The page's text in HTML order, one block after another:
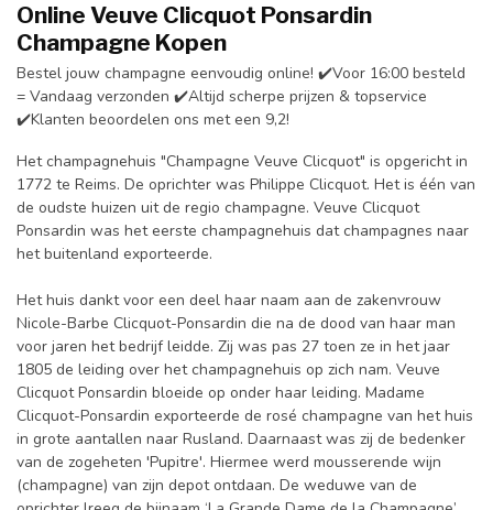
Online Veuve Clicquot Ponsardin
Champagne Kopen
Bestel jouw champagne eenvoudig online! ✔️Voor 16:00 besteld
= Vandaag verzonden ✔️Altijd scherpe prijzen & topservice
✔️Klanten beoordelen ons met een 9,2!
Het champagnehuis "Champagne Veuve Clicquot" is opgericht in
1772 te Reims. De oprichter was Philippe Clicquot. Het is één van
de oudste huizen uit de regio champagne. Veuve Clicquot
Ponsardin was het eerste champagnehuis dat champagnes naar
het buitenland exporteerde.
Het huis dankt voor een deel haar naam aan de zakenvrouw
Nicole-Barbe Clicquot-Ponsardin die na de dood van haar man
voor jaren het bedrijf leidde. Zij was pas 27 toen ze in het jaar
1805 de leiding over het champagnehuis op zich nam. Veuve
Clicquot Ponsardin bloeide op onder haar leiding. Madame
Clicquot-Ponsardin exporteerde de rosé champagne van het huis
in grote aantallen naar Rusland. Daarnaast was zij de bedenker
van de zogeheten 'Pupitre'. Hiermee werd mousserende wijn
(champagne) van zijn depot ontdaan. De weduwe van de